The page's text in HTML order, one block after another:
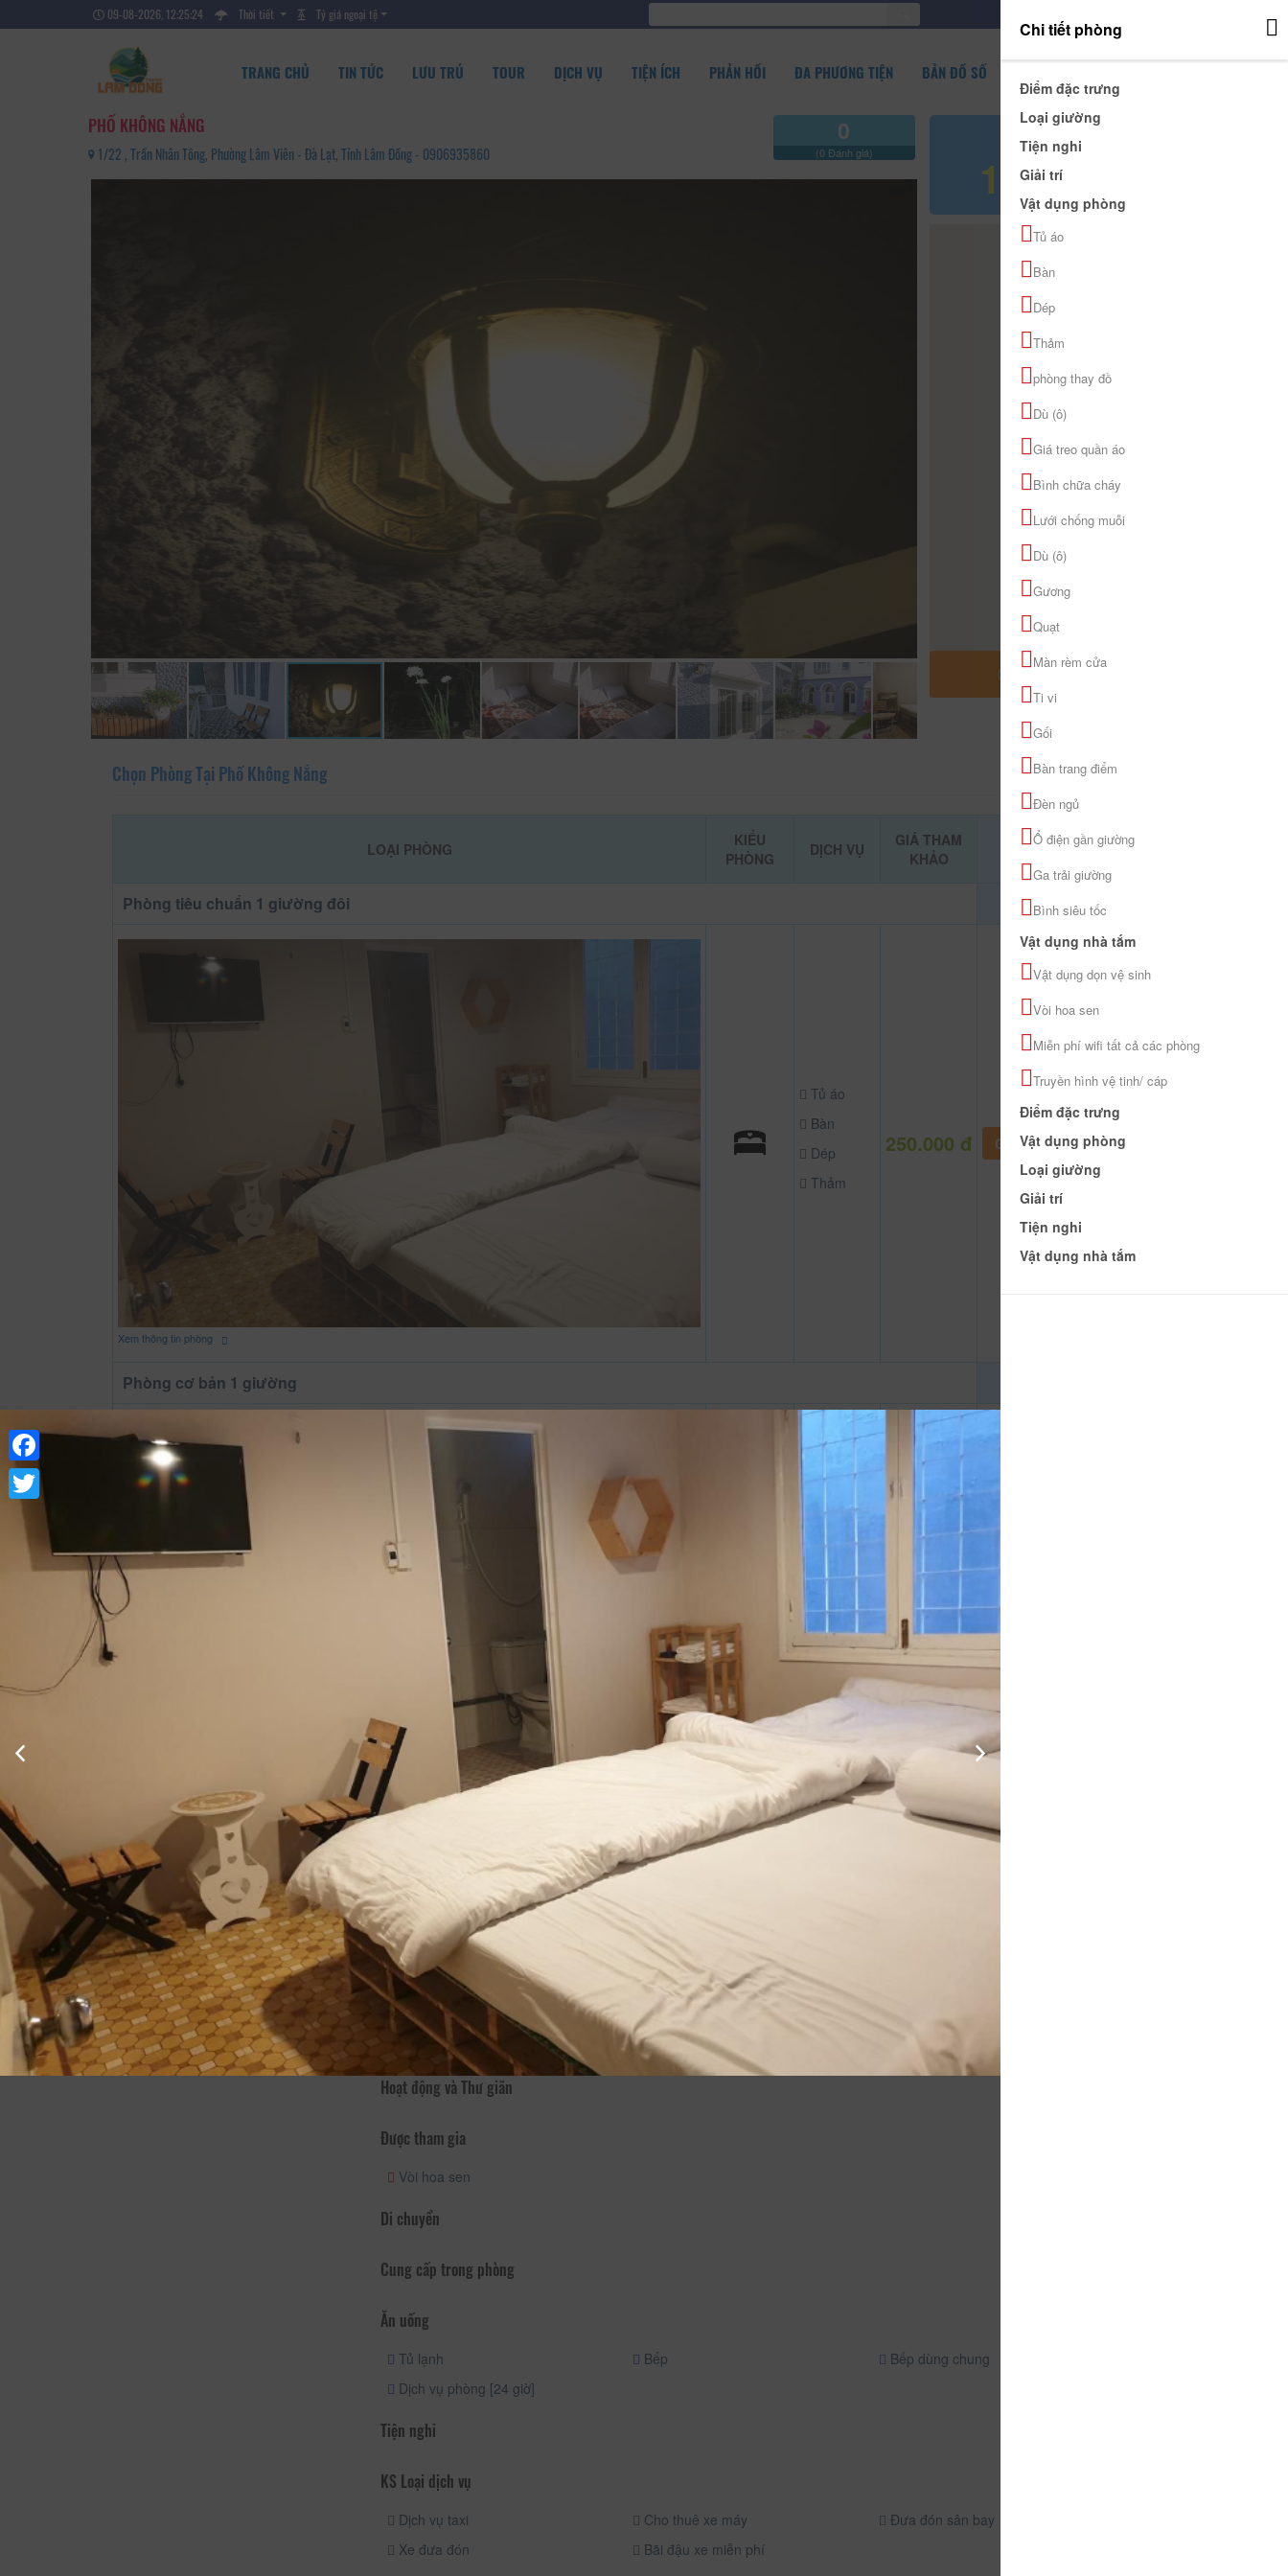
09-08-2026, 12:25:25 Thời tiết Tỷ giá ngoại tệ
TRANG CHỦ TIN TỨC LƯU TRÚ TOUR DỊCH VỤ TIỆN ÍCH PHẢN HỒI ĐA PHƯƠNG TIỆN BẢN ĐỒ SỐ
PHỐ KHÔNG NẮNG
1/22 , Trần Nhân Tông, Phường Lâm Viên - Đà Lạt, Tỉnh Lâm Đồng - 0906935860
0
(0 Đánh giá) 150.000 đ
MỞ RỘNG BẢN ĐỒ
Chọn Phòng Tại Phố Không Nắng
LOẠI PHÒNG
KIỂU
PHÒNG
DỊCH VỤ
GIÁ THAM
KHẢO
ĐẶT PHÒNG
Phòng tiêu chuẩn 1 giường đôi
Xem thông tin phòng
Tủ áo
Bàn
Dép
Thảm
250.000 đ CHƯA KHAI BÁO PHÒNG
Phòng cơ bản 1 giường
Xem thông tin phòng
Thảm
phòng
150.000 đ
Thông Tin Chi Tiết Của Phố Không Nắng
Mô tả
Nhà nghỉ Phố Không Nắng là một nơi nghỉ chân nhỏ nhắn yên tĩnh với khu vườn trước nhà tại thành phố. Mục tiêu hướng đến
khách hàng là nơi nghỉ chân giá rẻ, nơi nghỉ chân sạch sẽ và nơi nghỉ chân phục vụ tốt. Nhà nghỉ có dịch vụ ăn sáng.
Dịch vụ - Tiện ích Truy cập Internet
Hoạt động và Thư giãn
Được tham gia
Vòi hoa sen
Di chuyển
Cung cấp trong phòng
Ăn uống
Tủ lạnh Bếp
Bếp dùng chung
Dịch vụ phòng [24 giờ]
Tiện nghi
KS Loại dịch vụ
Dịch vụ taxi Cho thuê xe máy
Đưa đón sân bay
Xe đưa đón
Bãi đậu xe miễn phí
Chi tiết phòng
Điểm đặc trưng
Loại giường
Tiện nghi
Giải trí
Vật dụng phòng
Tủ áo
Bàn
Dép
Thảm
phòng thay đồ
Dù (ô)
Giá treo quần áo
Bình chữa cháy
Lưới chống muỗi
Dù (ô)
Gương
Quạt
Màn rèm cửa
Ti vi
Gối
Bàn trang điểm
Đèn ngủ
Ổ điện gần giường
Ga trải giường
Bình siêu tốc
Vật dụng nhà tắm
Vật dụng dọn vệ sinh
Vòi hoa sen
Miễn phí wifi tất cả các phòng
Truyền hình vệ tinh/ cáp
Điểm đặc trưng
Vật dụng phòng
Loại giường
Giải trí
Tiện nghi
Vật dụng nhà tắm
Facebook
Twitter